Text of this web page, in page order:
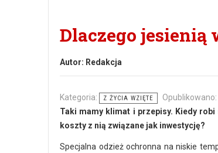
Dlaczego
Autor: Redakcja
Kategoria: Z ŻYCIA WZIĘTE
Taki mamy klimat i przepisy. Kiedy
koszty z nią związane jak inwestycję?
Specjalna odzież ochronna na niskie